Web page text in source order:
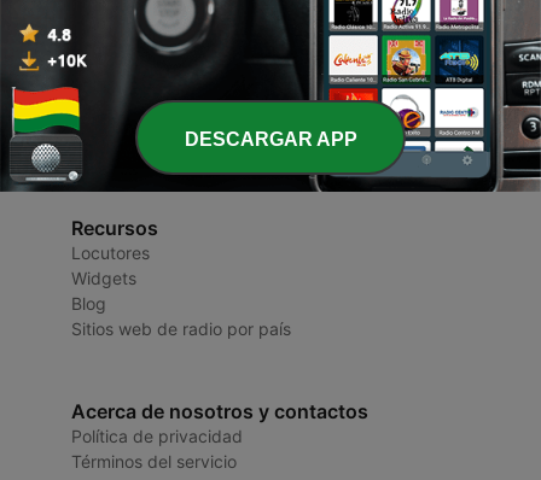
Radios de Bolivia
Recursos
Locutores
Widgets
Blog
Sitios web de radio por país
Acerca de nosotros y contactos
Política de privacidad
Términos del servicio
DESCARGAR APP